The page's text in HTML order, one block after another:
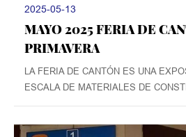
2025-05-13
MAYO 2025 FERIA DE
PRIMAVERA
LA FERIA DE CANTÓN ES UNA
ESCALA DE MATERIALES DE